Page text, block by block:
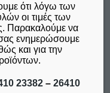
ότι λόγω των
οι τιμές των
Παρακαλούμε να
σας ενημερώσουμε
και για την
23382 – 26410